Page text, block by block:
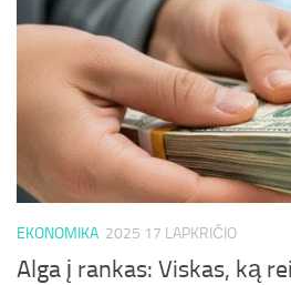
EKONOMIKA 2025 17 LAPKRIČIO
Alga į rankas: Viskas, ką